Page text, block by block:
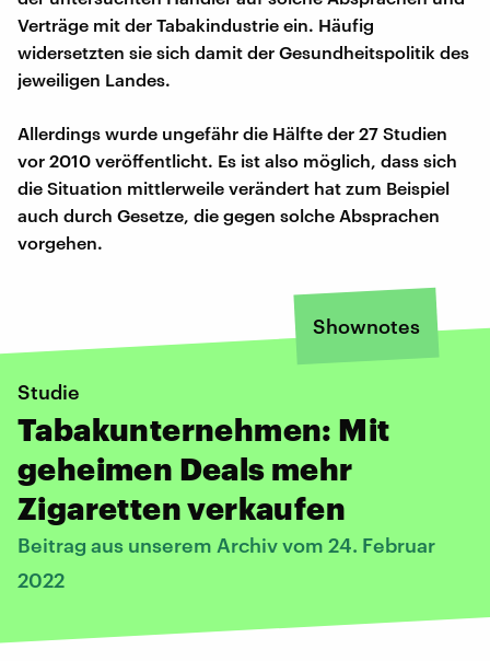
Verträge mit der Tabakindustrie ein. Häufig
widersetzten sie sich damit der Gesundheitspolitik des
jeweiligen Landes.
Allerdings wurde ungefähr die Hälfte der 27 Studien
vor 2010 veröffentlicht. Es ist also möglich, dass sich
die Situation mittlerweile verändert hat zum Beispiel
auch durch Gesetze, die gegen solche Absprachen
vorgehen.
Shownotes
Studie
Tabakunternehmen: Mit
geheimen Deals mehr
Zigaretten verkaufen
Beitrag aus unserem Archiv vom 24. Februar
2022